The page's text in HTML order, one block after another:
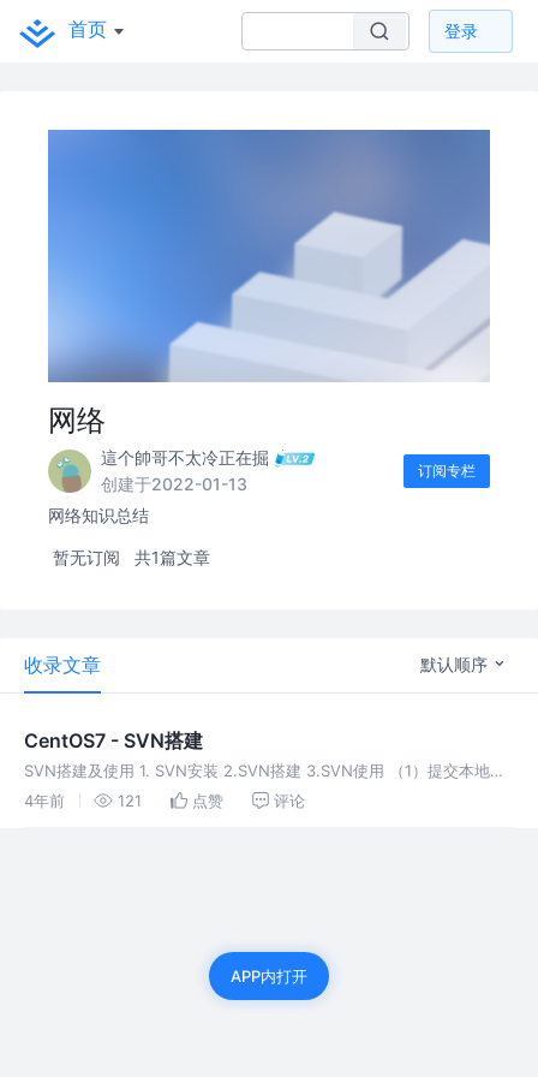
首页 登录
网络
這个帥哥不太冷正在掘
创建于2022-01-13
订阅专栏
网络知识总结
暂无订阅 共1篇文章
收录文章 默认顺序
CentOS7 - SVN搭建
SVN搭建及使用 1. SVN安装 2.SVN搭建 3.SVN使用 （1）提交本地文
件到SVN服务器 (2) 更新SVN目录
4年前 121 点赞 评论
APP内打开